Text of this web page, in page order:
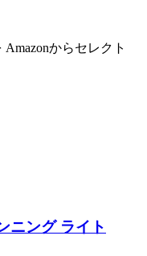
からセレクト
ニング ライト